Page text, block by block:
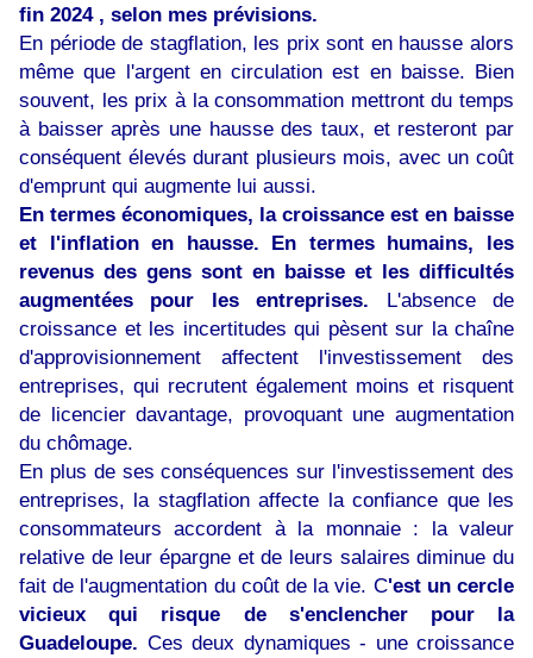
fin 2024 , selon mes prévisions.
En période de stagflation, les prix sont en hausse alors
même que l'argent en circulation est en baisse. Bien
souvent, les prix à la consommation mettront du temps
à baisser après une hausse des taux, et resteront par
conséquent élevés durant plusieurs mois, avec un coût
d'emprunt qui augmente lui aussi.
En termes économiques, la croissance est en baisse
et l'inflation en hausse. En termes humains, les
revenus des gens sont en baisse et les difficultés
augmentées pour les entreprises. L'absence de
croissance et les incertitudes qui pèsent sur la chaîne
d'approvisionnement affectent l'investissement des
entreprises, qui recrutent également moins et risquent
de licencier davantage, provoquant une augmentation
du chômage.
En plus de ses conséquences sur l'investissement des
entreprises, la stagflation affecte la confiance que les
consommateurs accordent à la monnaie : la valeur
relative de leur épargne et de leurs salaires diminue du
fait de l'augmentation du coût de la vie. C'est un cercle
vicieux qui risque de s'enclencher pour la
Guadeloupe. Ces deux dynamiques - une croissance